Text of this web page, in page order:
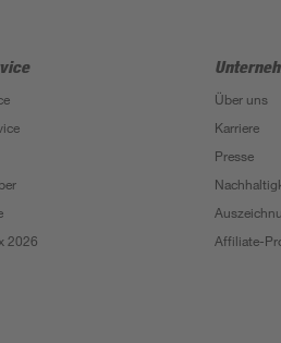
2026
Über uns
Karriere
Presse
Affiliate-